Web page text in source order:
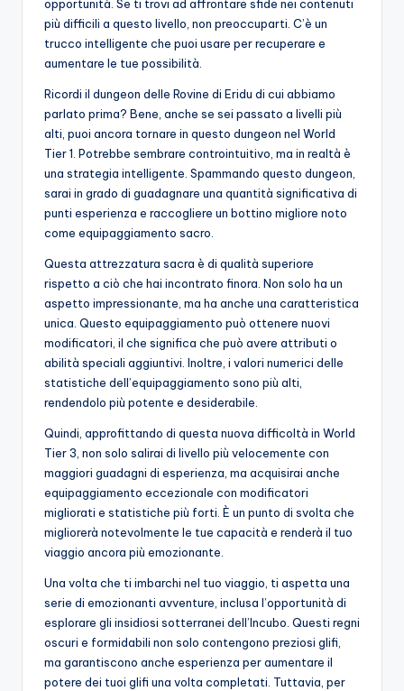
opportunità. Se ti trovi ad affrontare sfide nei contenuti
più difficili a questo livello, non preoccuparti. C’è un
trucco intelligente che puoi usare per recuperare e
aumentare le tue possibilità.
Ricordi il dungeon delle Rovine di Eridu di cui abbiamo
parlato prima? Bene, anche se sei passato a livelli più
alti, puoi ancora tornare in questo dungeon nel World
Tier 1. Potrebbe sembrare controintuitivo, ma in realtà è
una strategia intelligente. Spammando questo dungeon,
sarai in grado di guadagnare una quantità significativa di
punti esperienza e raccogliere un bottino migliore noto
come equipaggiamento sacro.
Questa attrezzatura sacra è di qualità superiore
rispetto a ciò che hai incontrato finora. Non solo ha un
aspetto impressionante, ma ha anche una caratteristica
unica. Questo equipaggiamento può ottenere nuovi
modificatori, il che significa che può avere attributi o
abilità speciali aggiuntivi. Inoltre, i valori numerici delle
statistiche dell’equipaggiamento sono più alti,
rendendolo più potente e desiderabile.
Quindi, approfittando di questa nuova difficoltà in World
Tier 3, non solo salirai di livello più velocemente con
maggiori guadagni di esperienza, ma acquisirai anche
equipaggiamento eccezionale con modificatori
migliorati e statistiche più forti. È un punto di svolta che
migliorerà notevolmente le tue capacità e renderà il tuo
viaggio ancora più emozionante.
Una volta che ti imbarchi nel tuo viaggio, ti aspetta una
serie di emozionanti avventure, inclusa l’opportunità di
esplorare gli insidiosi sotterranei dell’Incubo. Questi regni
oscuri e formidabili non solo contengono preziosi glifi,
ma garantiscono anche esperienza per aumentare il
potere dei tuoi glifi una volta completati. Tuttavia, per